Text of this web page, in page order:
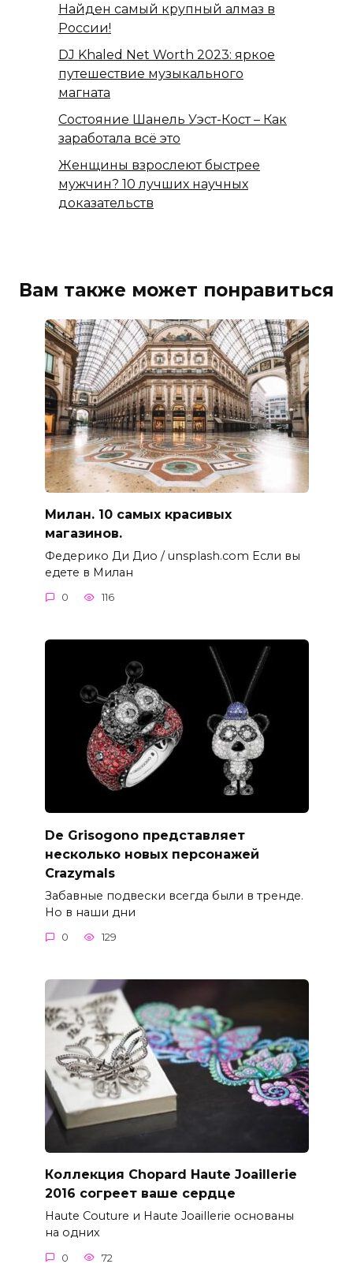
Найден самый крупный алмаз в
России!
DJ Khaled Net Worth 2023: яркое
путешествие музыкального
магната
Состояние Шанель Уэст-Кост – Как
заработала всё это
Женщины взрослеют быстрее
мужчин? 10 лучших научных
доказательств
Вам также может понравиться
Милан. 10 самых красивых
магазинов.
Федерико Ди Дио / unsplash.com Если вы
едете в Милан
0 116
De Grisogono представляет
несколько новых персонажей
Crazymals
Забавные подвески всегда были в тренде.
Но в наши дни
0 129
Коллекция Chopard Haute Joaillerie
2016 согреет ваше сердце
Haute Couture и Haute Joaillerie основаны
на одних
0 72